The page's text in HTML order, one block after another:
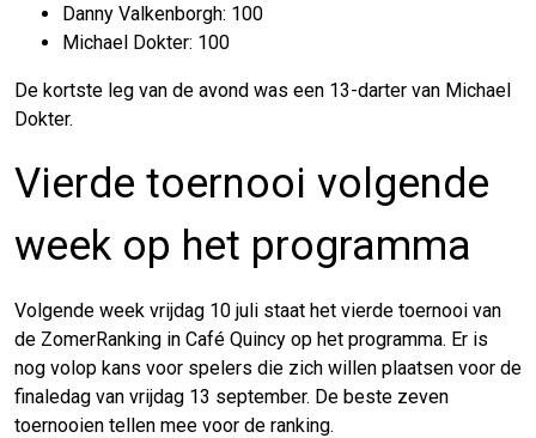
Danny Valkenborgh: 100
Michael Dokter: 100
De kortste leg van de avond was een 13-darter van Michael
Dokter.
Vierde toernooi volgende
week op het programma
Volgende week vrijdag 10 juli staat het vierde toernooi van
de ZomerRanking in Café Quincy op het programma. Er is
nog volop kans voor spelers die zich willen plaatsen voor de
finaledag van vrijdag 13 september. De beste zeven
toernooien tellen mee voor de ranking.